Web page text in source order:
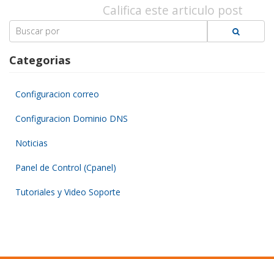
Califica este articulo post
Search
for:
Categorias
Configuracion correo
Configuracion Dominio DNS
Noticias
Panel de Control (Cpanel)
Tutoriales y Video Soporte